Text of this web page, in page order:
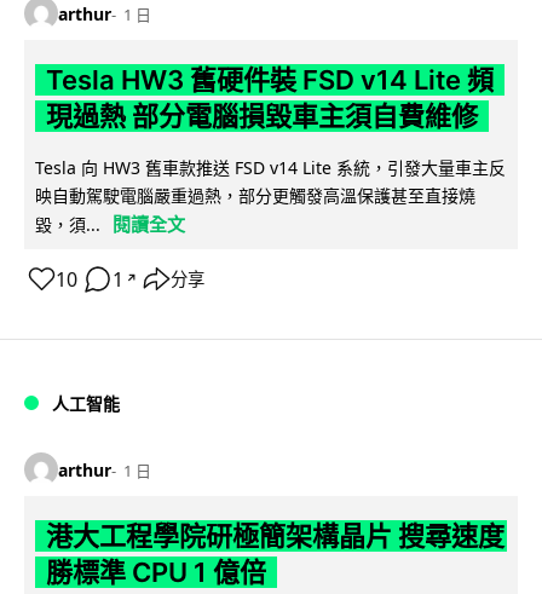
arthur 1 日
Tesla HW3 舊硬件裝 FSD v14 Lite 頻
現過熱 部分電腦損毀車主須自費維修
Tesla 向 HW3 舊車款推送 FSD v14 Lite 系統，引發大量車主反
映自動駕駛電腦嚴重過熱，部分更觸發高溫保護甚至直接燒
毀，須...
閱讀全文
10 1 ↗ 分享
人工智能
arthur 1 日
港大工程學院研極簡架構晶片 搜尋速度
勝標準 CPU 1 億倍